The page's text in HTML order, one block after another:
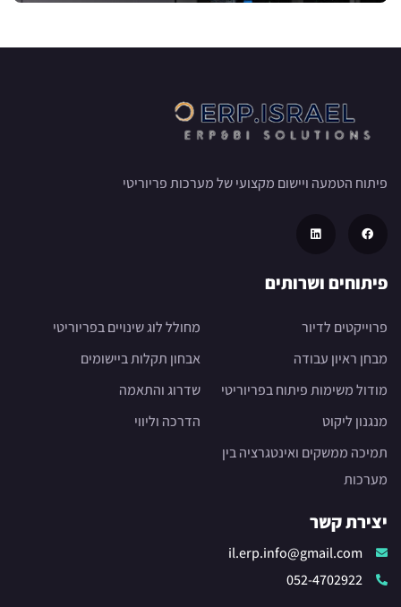
פיתוח הטמעה ויישום מקצועי של מערכות פריוריטי
פיתוחים ושרותים
פרוייקטים לדיור
מבחן ראיון עבודה
מודול משימות פיתוח בפריוריטי
מנגנון ליקוט
תמיכה ממשקים ואינטגרציה בין
מערכות
מחולל לוג שינויים בפריוריטי
אבחון תקלות ביישומים
שדרוג והתאמה
הדרכה וליווי
יצירת קשר
il.erp.info@gmail.com
052-4702922